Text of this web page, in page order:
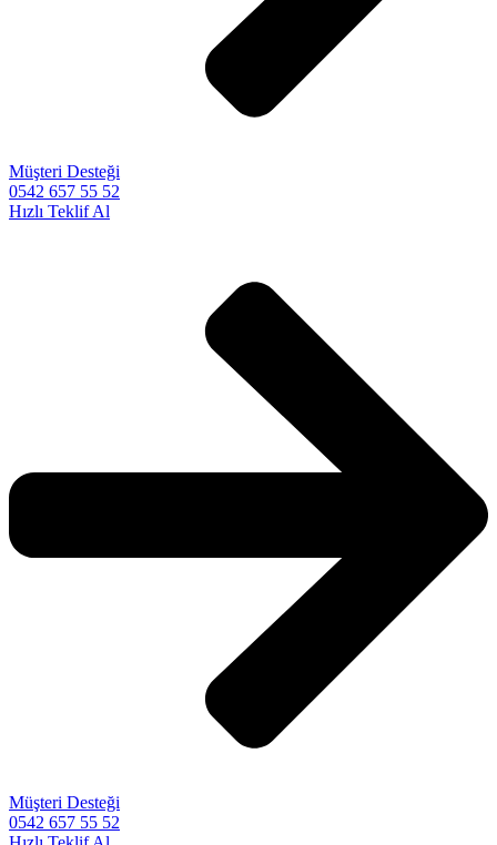
Müşteri Desteği
0542 657 55 52
Hızlı Teklif Al
Müşteri Desteği
0542 657 55 52